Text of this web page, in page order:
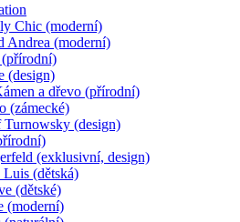
Chic (moderní)
Andrea (moderní)
(design)
a dřevo (přírodní)
(zámecké)
Turnowsky (design)
(exklusivní, design)
(dětská)
(dětské)
(moderní)